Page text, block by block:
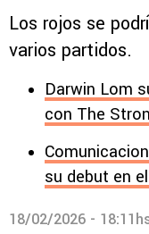
Los rojos se
varios partidos.
Darwin Lom
con The
su debut en
18/02/2026 -